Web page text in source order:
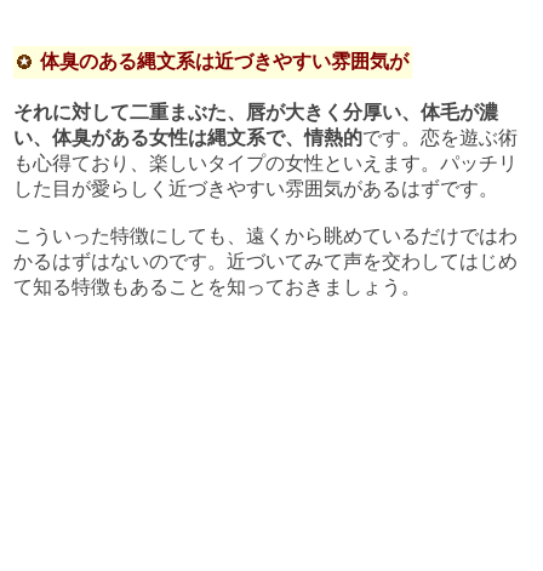
体臭のある縄文系は近づきやすい雰囲気が
それに対して二重まぶた、唇が大きく分厚い、体毛が濃
い、体臭がある女性は縄文系で、情熱的です。恋を遊ぶ術
も心得ており、楽しいタイプの女性といえます。パッチリ
した目が愛らしく近づきやすい雰囲気があるはずです。
こういった特徴にしても、遠くから眺めているだけではわ
かるはずはないのです。近づいてみて声を交わしてはじめ
て知る特徴もあることを知っておきましょう。